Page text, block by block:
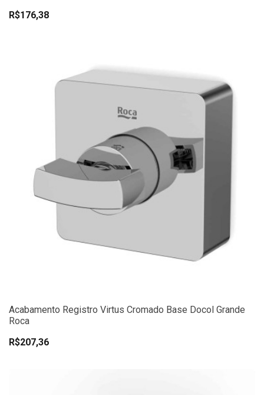
R$176,38
Acabamento Registro Virtus Cromado Base Docol Grande
Roca
R$207,36